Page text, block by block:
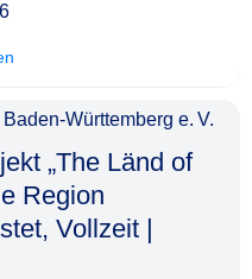
Württemberg e. V.
„The Länd of
Region
Vollzeit |